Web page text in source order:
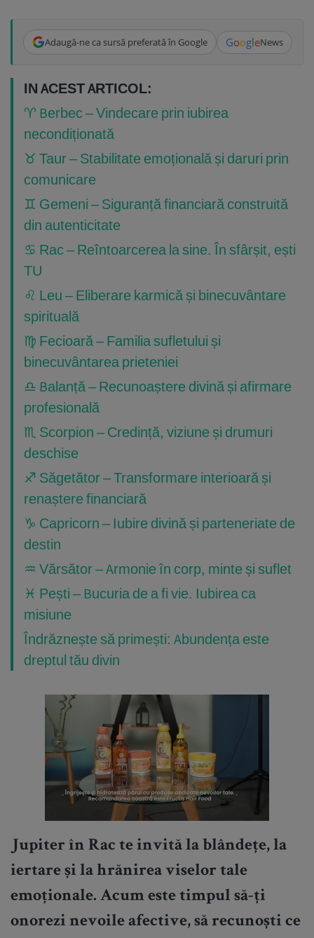
Adaugă-ne ca sursă preferată în Google GoogleNews
IN ACEST ARTICOL:
♈ Berbec – Vindecare prin iubirea
necondiționată
♉ Taur – Stabilitate emoțională și daruri prin
comunicare
♊ Gemeni – Siguranță financiară construită
din autenticitate
♋ Rac – Reîntoarcerea la sine. În sfârșit, ești
TU
♌ Leu – Eliberare karmică și binecuvântare
spirituală
♍ Fecioară – Familia sufletului și
binecuvântarea prieteniei
♎ Balanță – Recunoaștere divină și afirmare
profesională
♏ Scorpion – Credință, viziune și drumuri
deschise
♐ Săgetător – Transformare interioară și
renaștere financiară
♑ Capricorn – Iubire divină și parteneriate de
destin
♒ Vărsător – Armonie în corp, minte și suflet
♓ Pești – Bucuria de a fi vie. Iubirea ca
misiune
Îndrăznește să primești: Abundența este
dreptul tău divin
Jupiter în Rac te invită la blândețe, la
iertare și la hrănirea viselor tale
emoționale. Acum este timpul să-ți
onorezi nevoile afective, să recunoști ce